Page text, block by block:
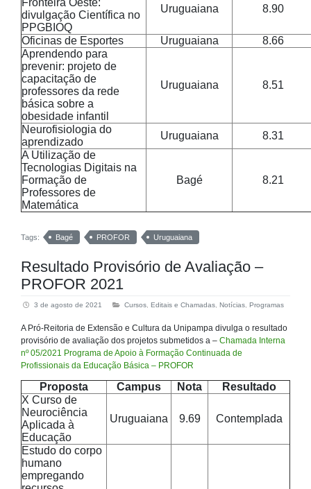
divulgação Científica no
PPGBIOQ
Uruguaiana 8.90
Oficinas de Esportes Uruguaiana
8.66
Aprendendo para
prevenir: projeto de
capacitação de
professores da rede
básica sobre a
obesidade infantil
Uruguaiana 8.51
Neurofisiologia do
aprendizado
Uruguaiana
8.31
A Utilização de
Tecnologias Digitais na
Formação de
Professores de
Matemática
Bagé 8.21
Tags: Bagé PROFOR Uruguaiana
Resultado Provisório de Avaliação –
PROFOR 2021
3 de agosto de 2021 Cursos Editais e Chamadas Notícias Programas
A Pró-Reitoria de Extensão e Cultura da Unipampa divulga o resultado
provisório de avaliação dos projetos submetidos a – Chamada Interna
nº 05/2021 Programa de Apoio à Formação Continuada de
Profissionais da Educação Básica – PROFOR
Proposta Campus Nota
Resultado
X Curso de
Neurociência
Aplicada à
Educação
Uruguaiana 9.69 Contemplada
Estudo do corpo
humano
empregando